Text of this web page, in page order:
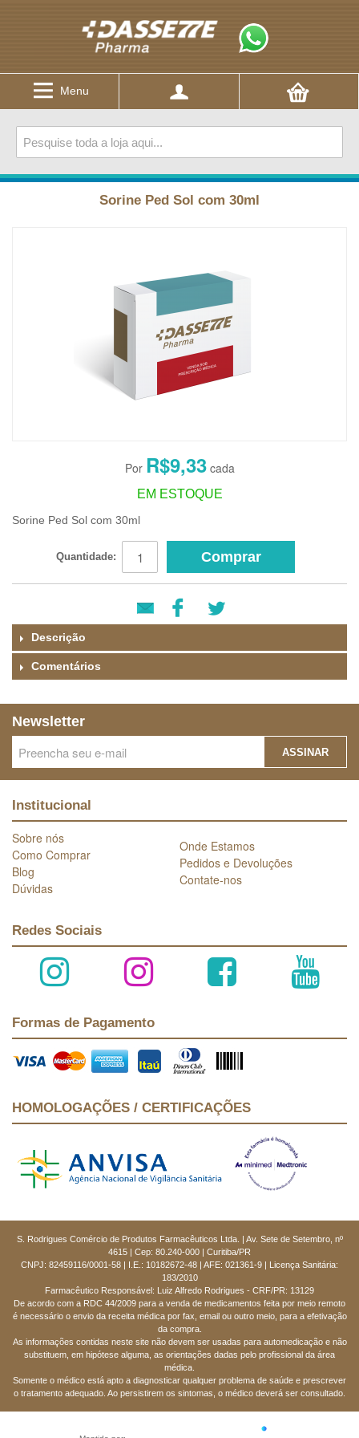
Menu
Sorine Ped Sol com 30ml
R$9,33
EM ESTOQUE
Sorine Ped Sol com 30ml
Quantidade: Comprar
Descrição
Comentários
Newsletter
ASSINAR
Institucional
Sobre nós
Como Comprar
Blog
Dúvidas
Onde Estamos
Pedidos e Devoluções
Contate-nos
Redes Sociais
Formas de Pagamento
HOMOLOGAÇÕES / CERTIFICAÇÕES
S. Rodrigues Comércio de Produtos Farmacêuticos Ltda. | Av. Sete de Setembro, nº
4615 | Cep: 80.240-000 | Curitiba/PR
CNPJ: 82459116/0001-58 | I.E.: 10182672-48 | AFE: 021361-9 | Licença Sanitária:
183/2010
Farmacêutico Responsável: Luiz Alfredo Rodrigues - CRF/PR: 13129
De acordo com a RDC 44/2009 para a venda de medicamentos feita por meio remoto
é necessário o envio da receita médica por fax, email ou outro meio, para a efetivação
da compra.
As informações contidas neste site não devem ser usadas para automedicação e não
substituem, em hipótese alguma, as orientações dadas pelo profissional da área
médica.
Somente o médico está apto a diagnosticar qualquer problema de saúde e prescrever
o tratamento adequado. Ao persistirem os sintomas, o médico deverá ser consultado.